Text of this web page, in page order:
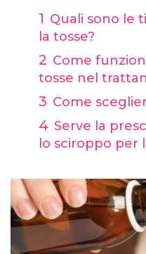
Quali sono le
la tosse?
Come
tosse nel
Come
Serve la
lo sciroppo per